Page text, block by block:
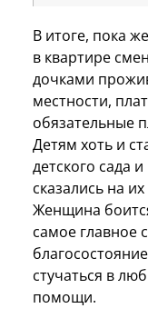
В итоге, пока
в квартире
дочками
местности,
обязательные
Детям хоть и
детского сада
сказались на
Женщина
самое главное
стучаться в
помощи.